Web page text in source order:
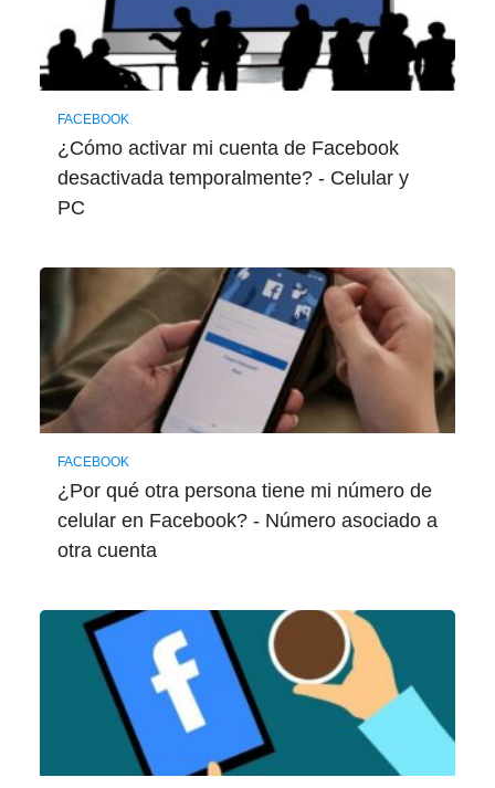
FACEBOOK
¿Cómo activar mi cuenta de Facebook
desactivada temporalmente? - Celular y
PC
FACEBOOK
¿Por qué otra persona tiene mi número de
celular en Facebook? - Número asociado a
otra cuenta